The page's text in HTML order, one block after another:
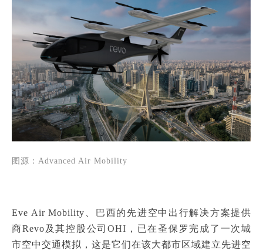
图源： Advanced Air Mobility
Eve Air Mobility、巴西的先进空中出行解决方案提供
商Revo及其控股公司OHI，已在圣保罗完成了一次城
市空中交通模拟，这是它们在该大都市区域建立先进空